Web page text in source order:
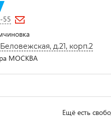
55
д.21, корп.2
МОСКВА
Ещё есть